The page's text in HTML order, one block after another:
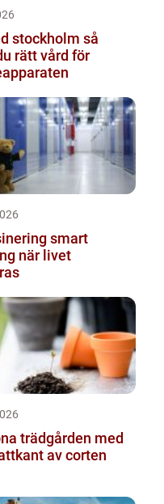
stockholm så
rätt vård för
smart
när livet
trädgården med
av corten